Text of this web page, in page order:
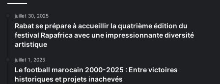
juillet 30, 2025
Rabat se prépare à accueillir la quatrième édition du
festival Rapafrica avec une impressionnante diversité
artistique
juillet 1, 2025
Le football marocain 2000-2025 : Entre victoires
historiques et projets inachevés